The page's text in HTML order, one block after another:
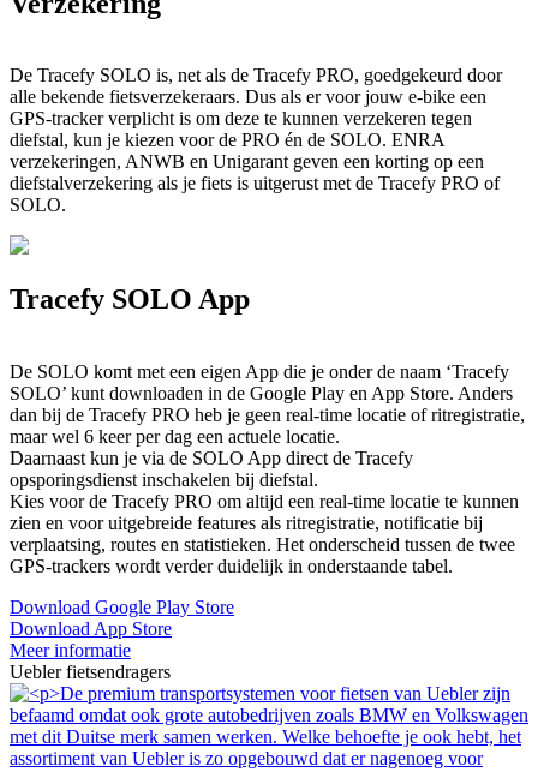
De Tracefy SOLO is, net als de Tracefy PRO, goedgekeurd door
alle bekende fietsverzekeraars. Dus als er voor jouw e-bike een
GPS-tracker verplicht is om deze te kunnen verzekeren tegen
diefstal, kun je kiezen voor de PRO én de SOLO. ENRA
verzekeringen, ANWB en Unigarant geven een korting op een
diefstalverzekering als je fiets is uitgerust met de Tracefy PRO of
SOLO.
Tracefy SOLO App
De SOLO komt met een eigen App die je onder de naam ‘Tracefy
SOLO’ kunt downloaden in de Google Play en App Store. Anders
dan bij de Tracefy PRO heb je geen real-time locatie of ritregistratie,
maar wel 6 keer per dag een actuele locatie.
Daarnaast kun je via de SOLO App direct de Tracefy
opsporingsdienst inschakelen bij diefstal.
Kies voor de Tracefy PRO om altijd een real-time locatie te kunnen
zien en voor uitgebreide features als ritregistratie, notificatie bij
verplaatsing, routes en statistieken. Het onderscheid tussen de twee
GPS-trackers wordt verder duidelijk in onderstaande tabel.
Download Google Play Store
Download App Store
Meer informatie
Uebler fietsendragers